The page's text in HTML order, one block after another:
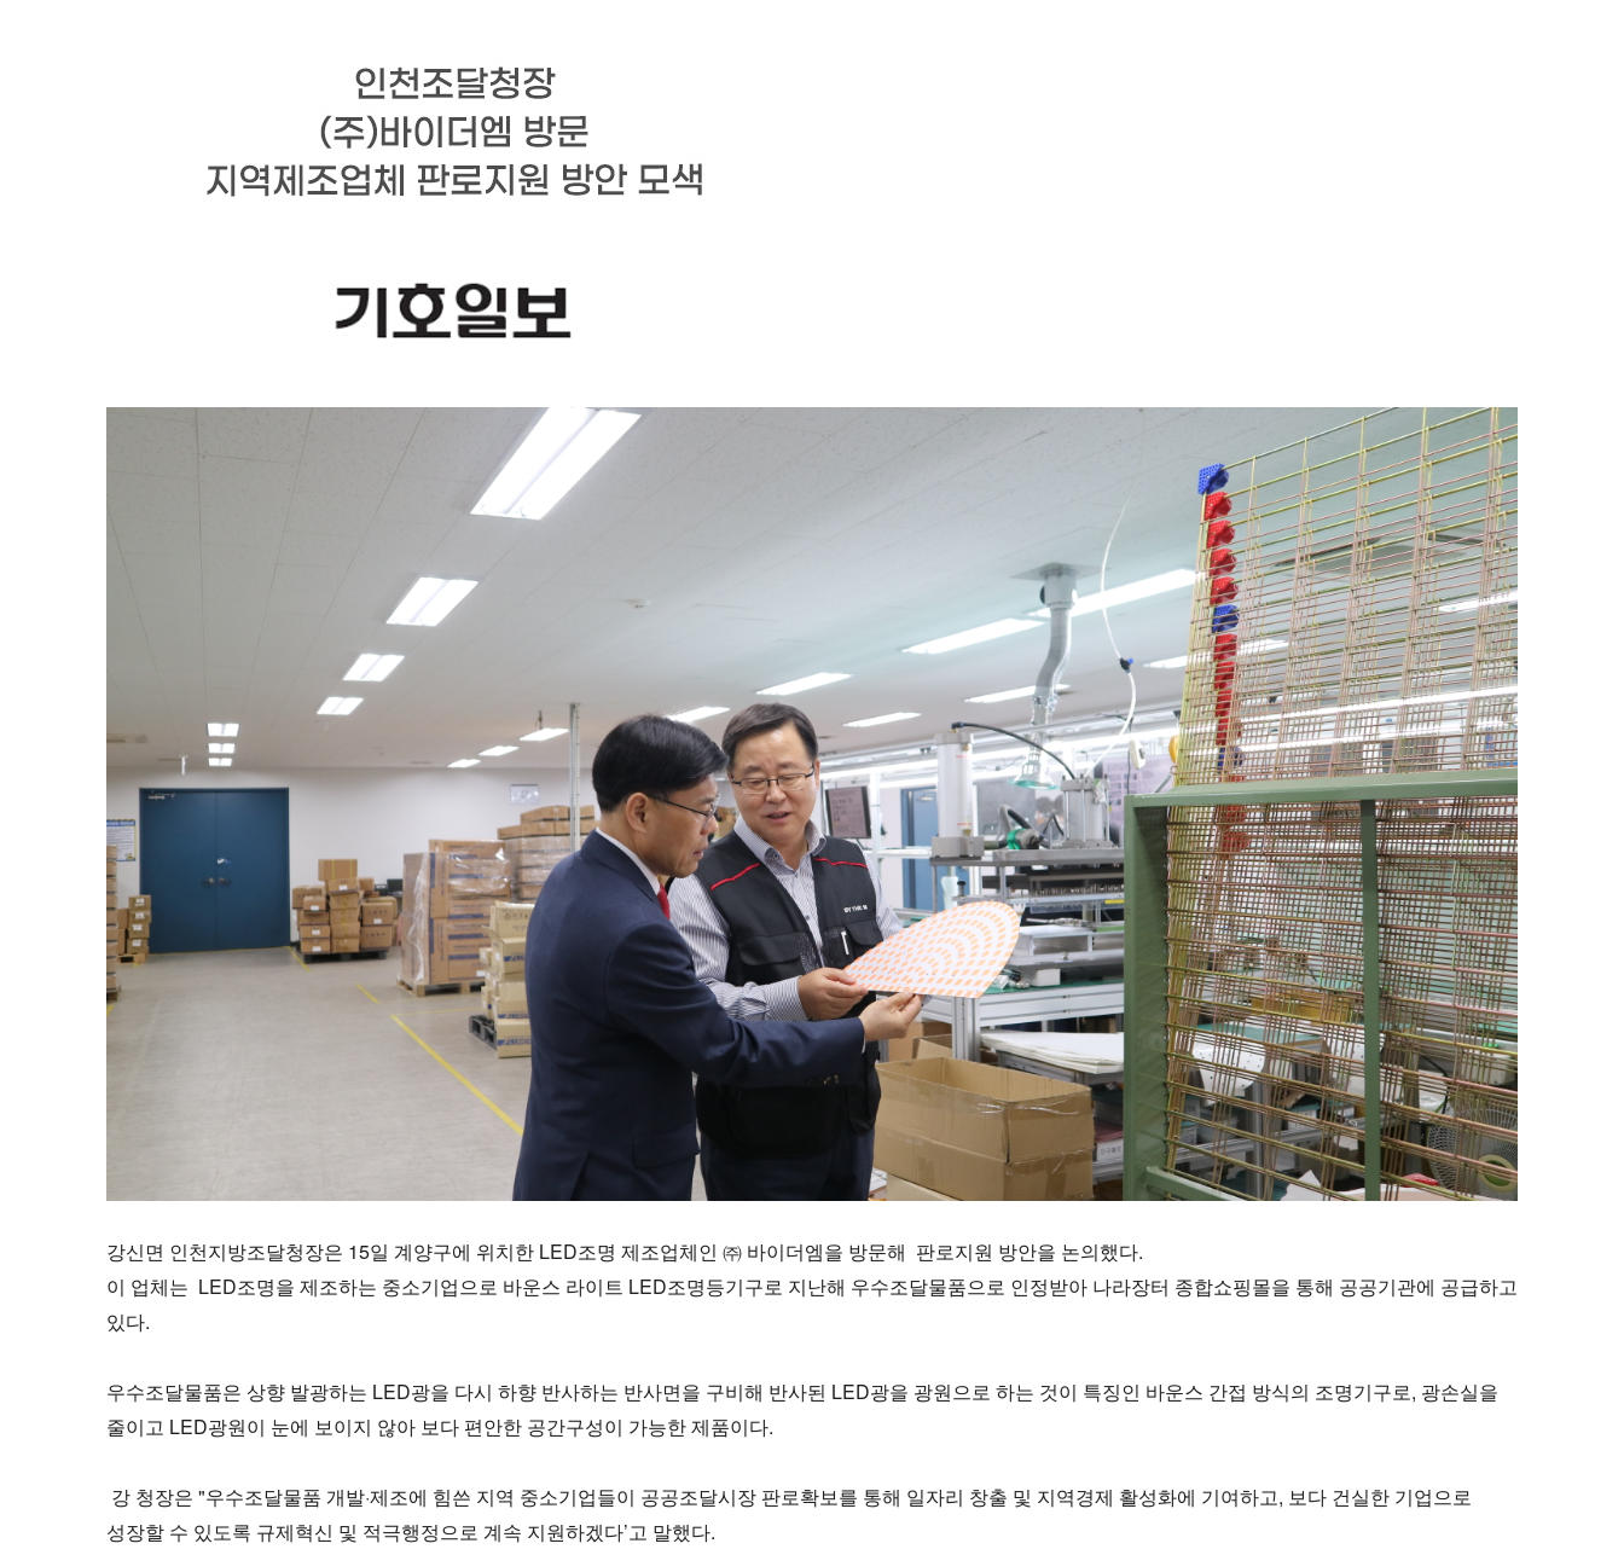
강신면 인천지방조달청장은 15일 계양구에 위치한 LED조명 제조업체인 ㈜ 바이더엠을 방문해 판로지원 방안을 논의했다.
이 업체는 LED조명을 제조하는 중소기업으로 바운스 라이트 LED조명등기구로 지난해 우수조달물품으로 인정받아 나라장터 종합쇼핑몰을 통해 공공기관에 공급하고
있다.
우수조달물품은 상향 발광하는 LED광을 다시 하향 반사하는 반사면을 구비해 반사된 LED광을 광원으로 하는 것이 특징인 바운스 간접 방식의 조명기구로, 광손실을
줄이고 LED광원이 눈에 보이지 않아 보다 편안한 공간구성이 가능한 제품이다.
강 청장은 "우수조달물품 개발·제조에 힘쓴 지역 중소기업들이 공공조달시장 판로확보를 통해 일자리 창출 및 지역경제 활성화에 기여하고, 보다 건실한 기업으로
성장할 수 있도록 규제혁신 및 적극행정으로 계속 지원하겠다’고 말했다.